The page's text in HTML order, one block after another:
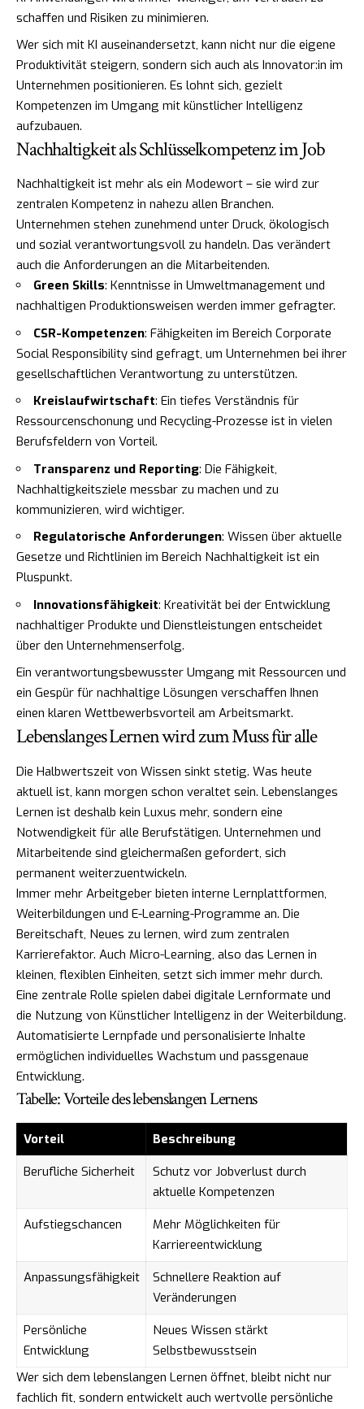
schaffen und Risiken zu minimieren.
Wer sich mit KI auseinandersetzt, kann nicht nur die eigene
Produktivität steigern, sondern sich auch als Innovator:in im
Unternehmen positionieren. Es lohnt sich, gezielt
Kompetenzen im Umgang mit künstlicher Intelligenz
aufzubauen.
Nachhaltigkeit als Schlüsselkompetenz im Job
Nachhaltigkeit ist mehr als ein Modewort – sie wird zur
zentralen Kompetenz in nahezu allen Branchen.
Unternehmen stehen zunehmend unter Druck, ökologisch
und sozial verantwortungsvoll zu handeln. Das verändert
auch die Anforderungen an die Mitarbeitenden.
Green Skills: Kenntnisse in Umweltmanagement und
nachhaltigen Produktionsweisen werden immer gefragter.
CSR-Kompetenzen: Fähigkeiten im Bereich Corporate
Social Responsibility sind gefragt, um Unternehmen bei ihrer
gesellschaftlichen Verantwortung zu unterstützen.
Kreislaufwirtschaft: Ein tiefes Verständnis für
Ressourcenschonung und Recycling-Prozesse ist in vielen
Berufsfeldern von Vorteil.
Transparenz und Reporting: Die Fähigkeit,
Nachhaltigkeitsziele messbar zu machen und zu
kommunizieren, wird wichtiger.
Regulatorische Anforderungen: Wissen über aktuelle
Gesetze und Richtlinien im Bereich Nachhaltigkeit ist ein
Pluspunkt.
Innovationsfähigkeit: Kreativität bei der Entwicklung
nachhaltiger Produkte und Dienstleistungen entscheidet
über den Unternehmenserfolg.
Ein verantwortungsbewusster Umgang mit Ressourcen und
ein Gespür für nachhaltige Lösungen verschaffen Ihnen
einen klaren Wettbewerbsvorteil am Arbeitsmarkt.
Lebenslanges Lernen wird zum Muss für alle
Die Halbwertszeit von Wissen sinkt stetig. Was heute
aktuell ist, kann morgen schon veraltet sein. Lebenslanges
Lernen ist deshalb kein Luxus mehr, sondern eine
Notwendigkeit für alle Berufstätigen. Unternehmen und
Mitarbeitende sind gleichermaßen gefordert, sich
permanent weiterzuentwickeln.
Immer mehr Arbeitgeber bieten interne Lernplattformen,
Weiterbildungen und E-Learning-Programme an. Die
Bereitschaft, Neues zu lernen, wird zum zentralen
Karrierefaktor. Auch Micro-Learning, also das Lernen in
kleinen, flexiblen Einheiten, setzt sich immer mehr durch.
Eine zentrale Rolle spielen dabei digitale Lernformate und
die Nutzung von Künstlicher Intelligenz in der Weiterbildung.
Automatisierte Lernpfade und personalisierte Inhalte
ermöglichen individuelles Wachstum und passgenaue
Entwicklung.
Tabelle: Vorteile des lebenslangen Lernens
Vorteil
Beschreibung
Berufliche Sicherheit
Schutz vor Jobverlust durch
aktuelle Kompetenzen
Aufstiegschancen
Mehr Möglichkeiten für
Karriereentwicklung
Anpassungsfähigkeit
Schnellere Reaktion auf
Veränderungen
Persönliche
Entwicklung
Neues Wissen stärkt
Selbstbewusstsein
Wer sich dem lebenslangen Lernen öffnet, bleibt nicht nur
fachlich fit, sondern entwickelt auch wertvolle persönliche